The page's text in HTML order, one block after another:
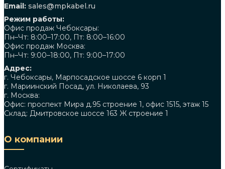
Email: sales@mpkabel.ru
Режим работы:
Офис продаж Чебоксары:
Пн–Чт: 8:00–17:00, Пт: 8:00–16:00
Офис продаж Москва:
Пн–Чт: 9:00–18:00, Пт: 9:00–17:00
Адрес:
г. Чебоксары, Марпосадское шоссе 6 корп 1
г. Мариинский Посад, ул. Николаева, 93
г. Москва:
Офис: проспект Мира д.95 строение 1, офис 1515, этаж 15
Склад: Дмитровское шоссе 163 Ж строение 1
О компании